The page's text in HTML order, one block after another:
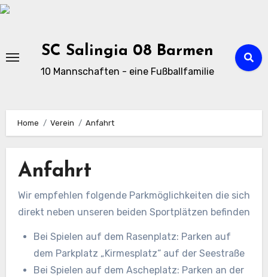
Zu
SC Salingia 08 Barmen
10 Mannschaften - eine Fußballfamilie
Home Verein Anfahrt
Anfahrt
Wir empfehlen folgende Parkmöglichkeiten die sich
direkt neben unseren beiden Sportplätzen befinden
Bei Spielen auf dem Rasenplatz: Parken auf
dem Parkplatz „Kirmesplatz“ auf der Seestraße
Bei Spielen auf dem Ascheplatz: Parken an der